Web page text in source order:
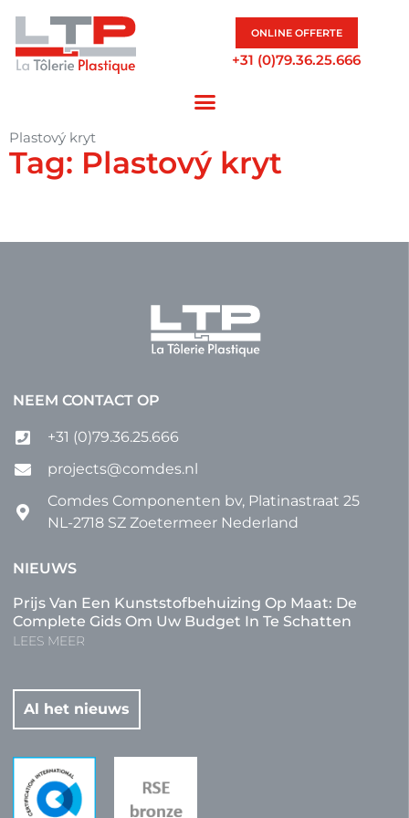
ONLINE OFFERTE
+31 (0)79.36.25.666
Plastový kryt
Tag: Plastový kryt
NEEM CONTACT OP
+31 (0)79.36.25.666
projects@comdes.nl
Comdes Componenten bv, Platinastraat 25
NL-2718 SZ Zoetermeer Nederland
NIEUWS
Prijs Van Een Kunststofbehuizing Op Maat: De
Complete Gids Om Uw Budget In Te Schatten
LEES MEER
Al het nieuws